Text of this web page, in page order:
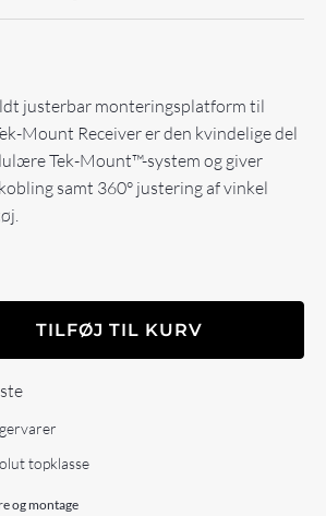
justerbar monteringsplatform til
Mount Receiver er den kvindelige del
Tek-Mount™-system og giver
samt 360° justering af vinkel
TILFØJ TIL KURV
topklasse
og montage